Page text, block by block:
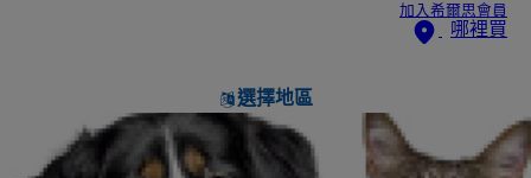
加入希爾思會員
哪裡買
選擇地區